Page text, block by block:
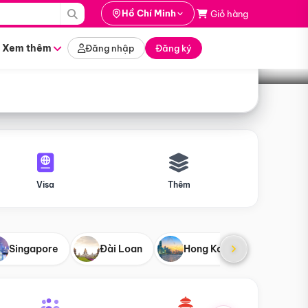
Hồ Chí Minh Giỏ hàng
Xem thêm Đăng nhập Đăng ký
Tìm tour
Visa Thêm
Singapore Đài Loan Hong Kong